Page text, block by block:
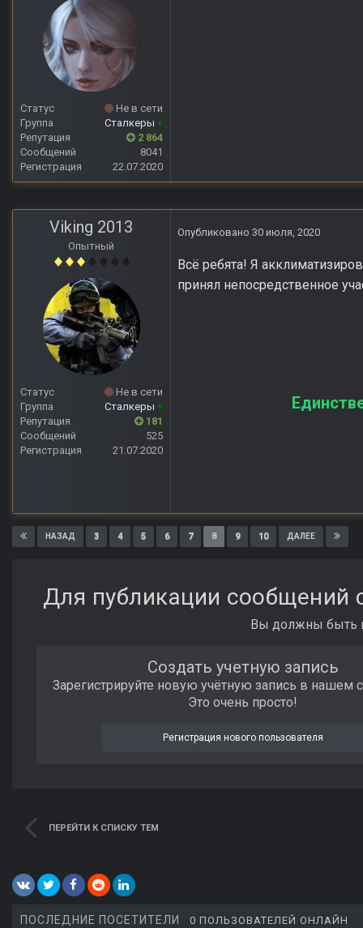
Статус
Не в сети
Группа
Сталкеры +
Репутация
2 864
Сообщений
8041
Регистрация
22.07.2020
Viking 2013
Опытный
Статус
Не в сети
Группа
Сталкеры +
Репутация
181
Сообщений
525
Регистрация
21.07.2020
Опубликовано 30 июля, 2020
Всё ребята! Я
принял непосредственное
НАЗАД 3 4 5 6 7 8 9 10 ДАЛЕЕ
Для публикации сообщений
Вы должны быть
Создать учетную запись
Зарегистрируйте новую учётную запись в нашем
Это очень просто!
Регистрация нового пользователя
ПЕРЕЙТИ К СПИСКУ ТЕМ
ПОСЛЕДНИЕ ПОСЕТИТЕЛИ 0 ПОЛЬЗОВАТЕЛЕЙ ОНЛАЙН